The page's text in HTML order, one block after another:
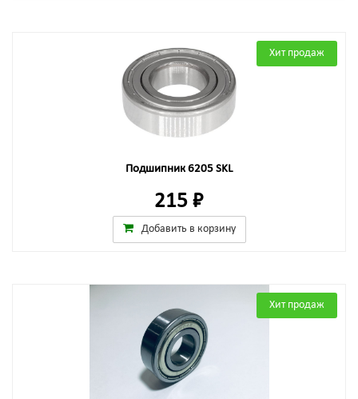
Хит продаж
Подшипник 6205 SKL
215 ₽
Добавить в корзину
Хит продаж